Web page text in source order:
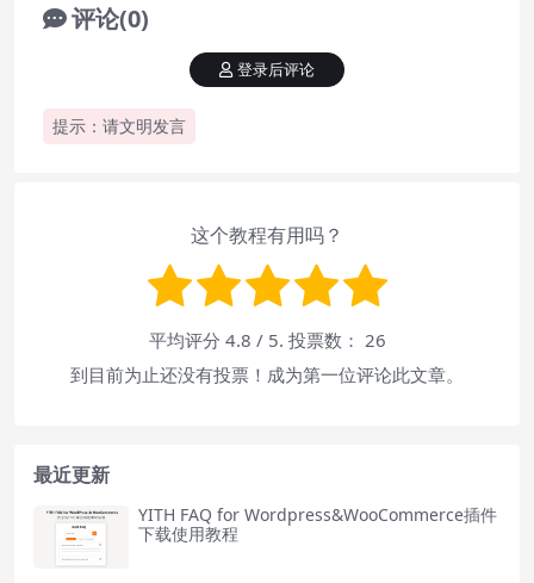
评论(0)
提示：请文明发言
登录后评论
这个教程有用吗？
平均评分 4.8 / 5. 投票数： 26
到目前为止还没有投票！成为第一位评论此文章。
最近更新
YITH FAQ for Wordpress&WooCommerce插件
下载使用教程